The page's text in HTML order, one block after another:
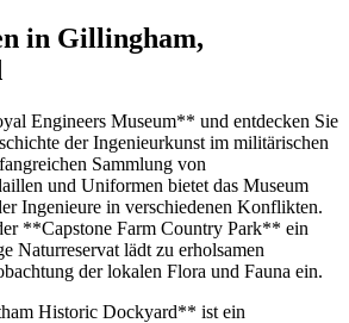
in Gillingham,
Engineers Museum** und entdecken Sie
der Ingenieurkunst im militärischen
Sammlung von
und Uniformen bietet das Museum
Ingenieure in verschiedenen Konflikten.
**Capstone Farm Country Park** ein
Naturreservat lädt zu erholsamen
der lokalen Flora und Fauna ein.
Historic Dockyard** ist ein